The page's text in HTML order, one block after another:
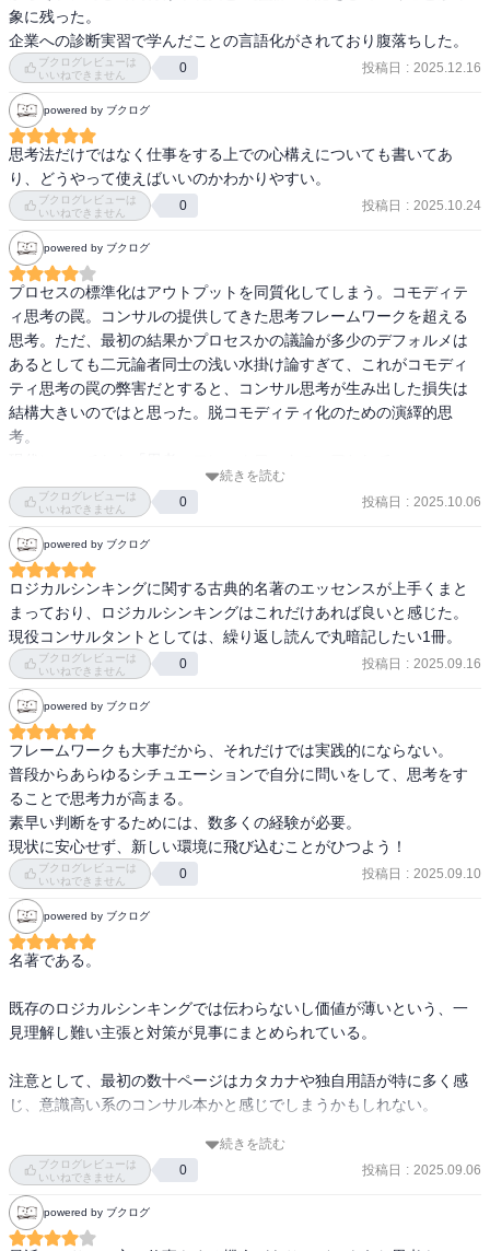
象に残った。
企業への診断実習で学んだことの言語化がされており腹落ちした。
ブクログレビューは
いいねできません
0 投稿日 : 2025.12.16
powered by ブクログ
思考法だけではなく仕事をする上での心構えについても書いてあ
ブクログレビューは
いいねできません
0 投稿日 : 2025.10.24
powered by ブクログ
プロセスの標準化はアウトプットを同質化してしまう。コモディテ
ィ思考の罠。コンサルの提供してきた思考フレームワークを超える
思考。ただ、最初の結果かプロセスかの議論が多少のデフォルメは
あるとしても二元論者同士の浅い水掛け論すぎて、これがコモディ
ティ思考の罠の弊害だとすると、コンサル思考が生み出した損失は
結構大きいのではと思った。脱コモディティ化のための演繹的思
考。
Q(Question: 問い) / A (Abduction: 仮説) / D (Deduction: 示唆) / I
(Induction: 結論)を提唱。
続きを読む
ブクログレビューは
いいねできません
0 投稿日 : 2025.10.06
powered by ブクログ
ロジカルシンキングに関する古典的名著のエッセンスが上手くまと
まっており、ロジカルシンキングはこれだけあれば良いと感じた。
現役コンサルタントとしては、繰り返し読んで丸暗記したい1冊。
ブクログレビューは
いいねできません
0 投稿日 : 2025.09.16
powered by ブクログ
フレームワークも大事だから、それだけでは実践的にならない。
普段からあらゆるシチュエーションで自分に問いをして、思考をす
ることで思考力が高まる。
素早い判断をするためには、数多くの経験が必要。
現状に安心せず、新しい環境に飛び込むことがひつよう！
ブクログレビューは
いいねできません
0 投稿日 : 2025.09.10
powered by ブクログ
名著である。
既存のロジカルシンキングでは伝わらないし価値が薄いという、一
見理解し難い主張と対策が見事にまとめられている。
注意として、最初の数十ページはカタカナや独自用語が特に多く感
じ、意識高い系のコンサル本かと感じでしまうかもしれない。
しかし、それに目を瞑れば、言っていることは的を射ていて、とて
も参考になる。
本当におすすめの本。
続きを読む
ブクログレビューは
いいねできません
0 投稿日 : 2025.09.06
powered by ブクログ